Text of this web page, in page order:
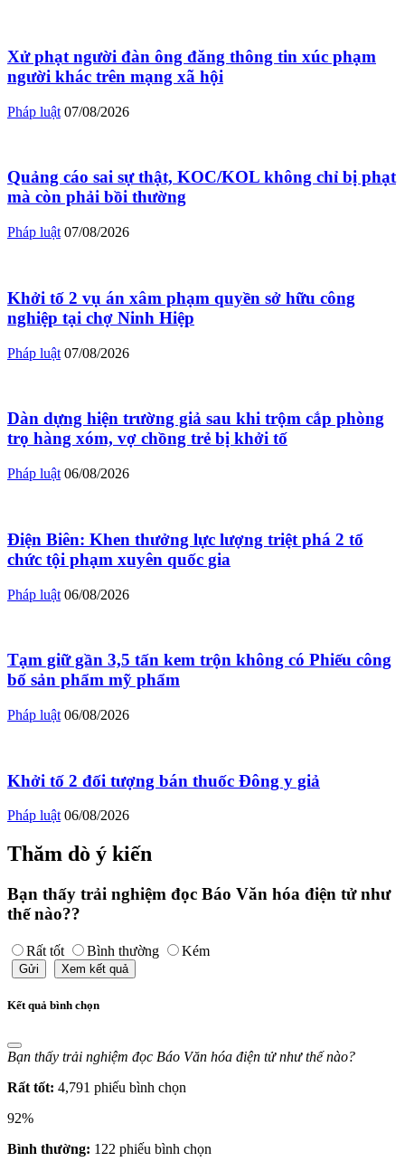
Xử phạt người đàn ông đăng thông tin xúc phạm
người khác trên mạng xã hội
Pháp luật 07/08/2026
Quảng cáo sai sự thật, KOC/KOL không chỉ bị phạt
mà còn phải bồi thường
Pháp luật 07/08/2026
Khởi tố 2 vụ án xâm phạm quyền sở hữu công
nghiệp tại chợ Ninh Hiệp
Pháp luật 07/08/2026
Dàn dựng hiện trường giả sau khi trộm cắp phòng
trọ hàng xóm, vợ chồng trẻ bị khởi tố
Pháp luật 06/08/2026
Điện Biên: Khen thưởng lực lượng triệt phá 2 tổ
chức tội phạm xuyên quốc gia
Pháp luật 06/08/2026
Tạm giữ gần 3,5 tấn kem trộn không có Phiếu công
bố sản phẩm mỹ phẩm
Pháp luật 06/08/2026
Khởi tố 2 đối tượng bán thuốc Đông y giả
Pháp luật 06/08/2026
Thăm dò ý kiến
Bạn thấy trải nghiệm đọc Báo Văn hóa điện tử như
thế nào??
Rất tốt Bình thường Kém
Gửi Xem kết quả
Kết quả bình chọn
Bạn thấy trải nghiệm đọc Báo Văn hóa điện tử như thế nào?
Rất tốt: 4,791 phiếu bình chọn
92%
Bình thường: 122 phiếu bình chọn